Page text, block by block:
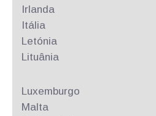
Irlanda
Itália
Letónia
Lituânia
Luxemburgo
Malta